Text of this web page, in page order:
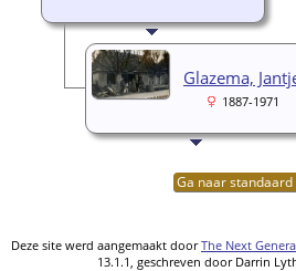
Glazema,
1887-1971
Ga naar standaard
Deze site werd aangemaakt doorThe Next
13.1.1, geschreven door Darrin